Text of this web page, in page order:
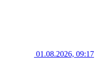
01.08.2026, 09:17